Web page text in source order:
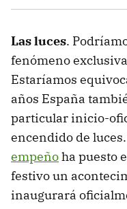
Las luces.
fenómeno
Estaríamos
años España
particular inicio-
encendido de
empeñoha puesto
festivo un
inaugurará